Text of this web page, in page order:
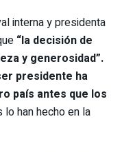
interna y presidenta
“la decisión de
y generosidad”.
presidente ha
país antes que los
han hecho en la